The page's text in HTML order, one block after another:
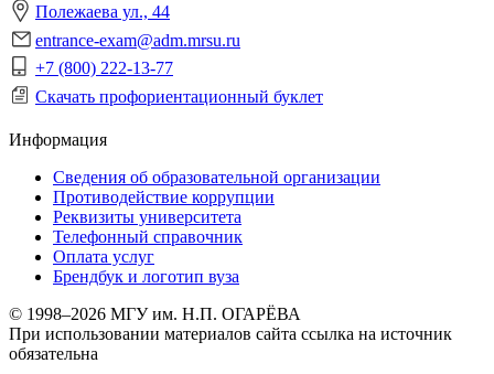
Полежаева ул., 44
entrance-exam@adm.mrsu.ru
+7 (800) 222-13-77
Скачать профориентационный буклет
Информация
Сведения об образовательной организации
Противодействие коррупции
Реквизиты университета
Телефонный справочник
Оплата услуг
Брендбук и логотип вуза
© 1998–2026 МГУ им. Н.П. ОГАРЁВА
При использовании материалов сайта ссылка на источник
обязательна